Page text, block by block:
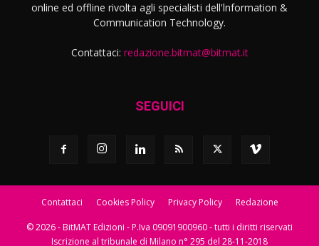
online ed offline rivolta agli specialisti dell'lnformation &
Communication Technology.
Contattaci: redazione.bitmat@bitmat.it
SEGUICI
Contattaci Cookies Policy Privacy Policy Redazione
© 2026 - BitMAT Edizioni - P.Iva 09091900960 - tutti i diritti riservati
Iscrizione al tribunale di Milano n° 295 del 28-11-2018